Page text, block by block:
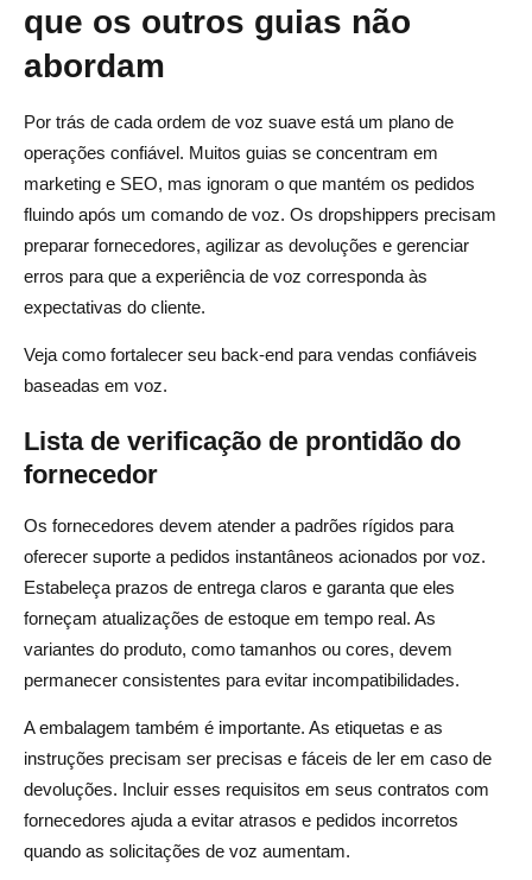
que os outros guias não
abordam
Por trás de cada ordem de voz suave está um plano de
operações confiável. Muitos guias se concentram em
marketing e SEO, mas ignoram o que mantém os pedidos
fluindo após um comando de voz. Os dropshippers precisam
preparar fornecedores, agilizar as devoluções e gerenciar
erros para que a experiência de voz corresponda às
expectativas do cliente.
Veja como fortalecer seu back-end para vendas confiáveis
baseadas em voz.
Lista de verificação de prontidão do
fornecedor
Os fornecedores devem atender a padrões rígidos para
oferecer suporte a pedidos instantâneos acionados por voz.
Estabeleça prazos de entrega claros e garanta que eles
forneçam atualizações de estoque em tempo real. As
variantes do produto, como tamanhos ou cores, devem
permanecer consistentes para evitar incompatibilidades.
A embalagem também é importante. As etiquetas e as
instruções precisam ser precisas e fáceis de ler em caso de
devoluções. Incluir esses requisitos em seus contratos com
fornecedores ajuda a evitar atrasos e pedidos incorretos
quando as solicitações de voz aumentam.